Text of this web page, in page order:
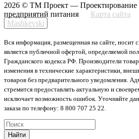
2026 © ТМ Проект — Проектирование
предприятий питания
Карта сайта
Mashkevski
Вся информация, размещенная на сайте, носит
является публичной офертой, определяемой
Гражданского кодекса РФ. Производители
изменения в технические характеристики,
товаров без предварительного уведомления.
стремится предоставлять актуальную и
исключает возможность ошибок. Уточняйте
заказа по телефону: 8 800 707 25 22.
Найти